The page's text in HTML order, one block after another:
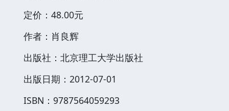
定价：48.00元
作者：肖良辉
出版社：北京理工大学出版社
出版日期：2012-07-01
ISBN：9787564059293